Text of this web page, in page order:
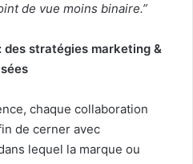
de vue moins binaire.”
des stratégies marketing &
chaque collaboration
de cerner avec
lequel la marque ou